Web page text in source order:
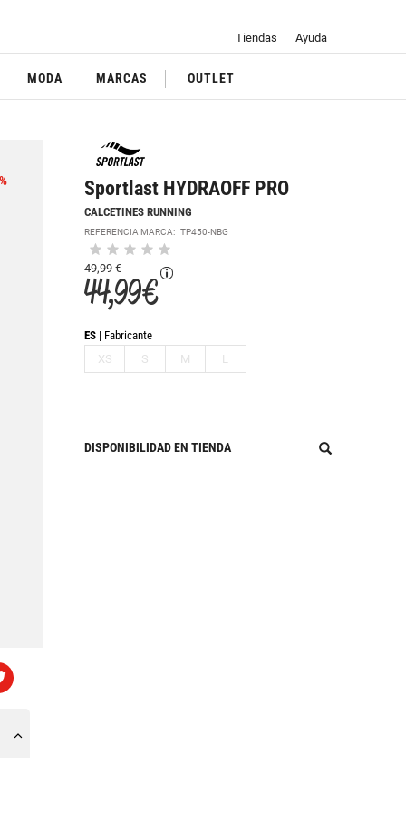
Tiendas Ayuda
MODA MARCAS OUTLET
Sportlast HYDRAOFF PRO
CALCETINES RUNNING
REFERENCIA MARCA:TP450-NBG
49,99 €
44,99 €
ES
Fabricante
XS
S M L
DISPONIBILIDAD EN TIENDA
%